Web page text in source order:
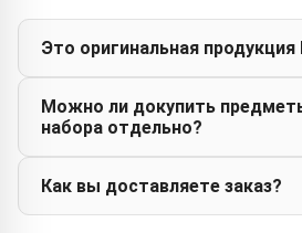
Это оригинальная продукция
Можно ли докупить
набора отдельно?
Как вы доставляете заказ?